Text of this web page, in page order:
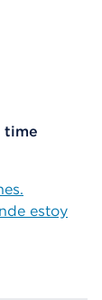
time
estoy